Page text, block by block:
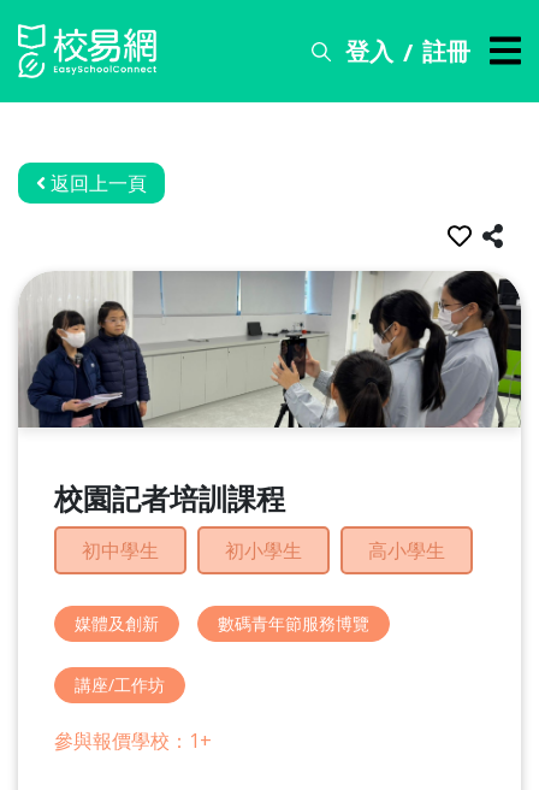
登入 / 註冊
搜
務
資
關
於
我
返回上一頁
校園記者培訓課程
初中學生 初小學生 高小學生
媒體及創新 數碼青年節服務博覽
講座/工作坊
參與報價學校：1+